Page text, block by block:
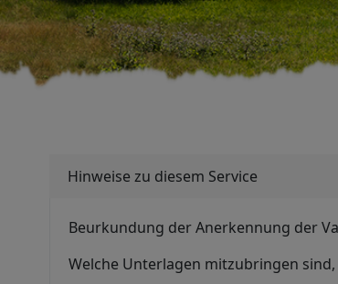
Hinweise zu diesem Service
Beurkundung der Anerkennung der
Welche Unterlagen mitzubringen